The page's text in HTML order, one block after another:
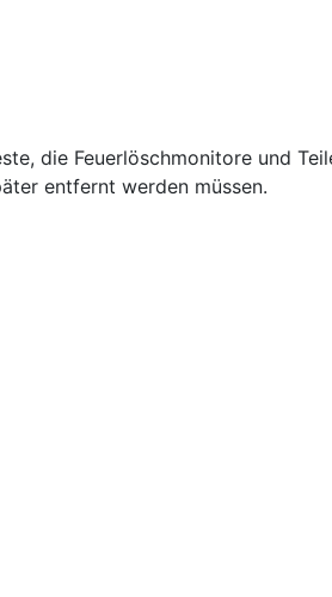
die Feuerlöschmonitore und
entfernt werden müssen.